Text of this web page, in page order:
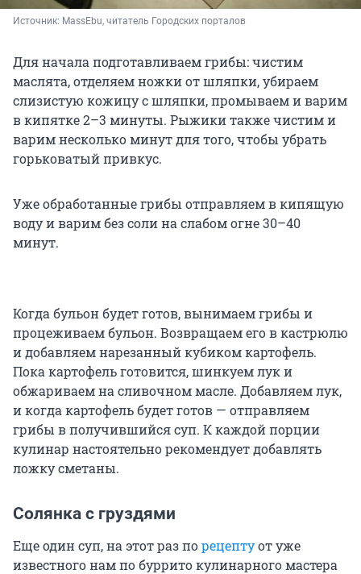
Источник: MassEbu, читатель Городских порталов
Для начала подготавливаем грибы: чистим
маслята, отделяем ножки от шляпки, убираем
слизистую кожицу с шляпки, промываем и варим
в кипятке 2–3 минуты. Рыжики также чистим и
варим несколько минут для того, чтобы убрать
горьковатый привкус.
Уже обработанные грибы отправляем в кипящую
воду и варим без соли на слабом огне 30–40
минут.
Когда бульон будет готов, вынимаем грибы и
процеживаем бульон. Возвращаем его в кастрюлю
и добавляем нарезанный кубиком картофель.
Пока картофель готовится, шинкуем лук и
обжариваем на сливочном масле. Добавляем лук,
и когда картофель будет готов — отправляем
грибы в получившийся суп. К каждой порции
кулинар настоятельно рекомендует добавлять
ложку сметаны.
Солянка с груздями
Еще один суп, на этот раз порецептуот уже
известного нам по буррито кулинарного мастера